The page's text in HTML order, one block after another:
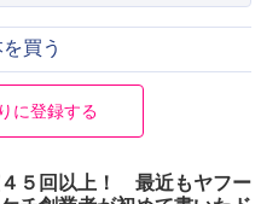
買う
に登録する
４５回以上！ 最近もヤフー